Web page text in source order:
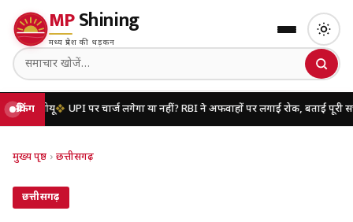
MPShining
मध्य प्रदेश की धड़कन
ब्रेकिंग
UPI पर चार्ज लगेगा या नहीं? RBI ने अफवाहों पर लगाई रोक, बताई पूरी सच्चाई यूपी
मुख्य पृष्ठ › छत्तीसगढ़
छत्तीसगढ़